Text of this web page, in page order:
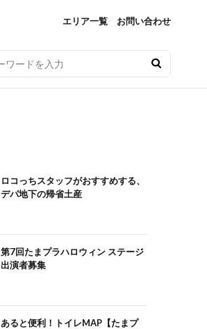
エリア一覧 お問い合わせ
ロコっちスタッフがおすすめする、
デパ地下の帰省土産
第7回たまプラハロウィン ステージ
出演者募集
あると便利！トイレMAP【たまプ